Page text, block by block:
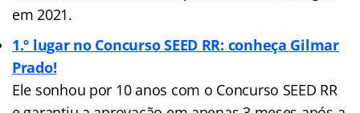
em 2021.
1.º lugar no Concurso SEED RR: conheça Gilmar
Prado!
Ele sonhou por 10 anos com o Concurso SEED RR